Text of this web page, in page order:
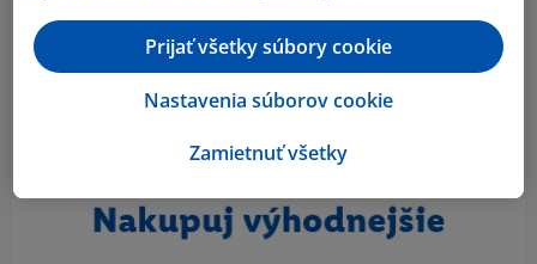
Zamietnuť všetky
Nastavenia súborov cookie
Prijať všetky súbory cookie